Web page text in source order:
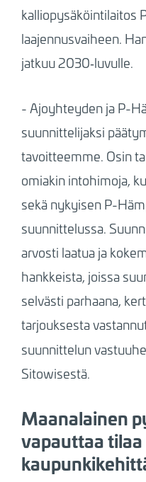
kalliopysäköintilaitos
laajennusvaiheen.
jatkuu 2030‑luvulle.
- Ajoyhteyden ja P-
suunnittelijaksi
tavoitteemme. Osin
omiakin intohimoja,
sekä nykyisen P-
suunnittelussa.
arvosti laatua ja
hankkeista, joissa
selvästi parhaana,
tarjouksesta
suunnittelun
Sitowisestä.
Maanalainen
vapauttaa